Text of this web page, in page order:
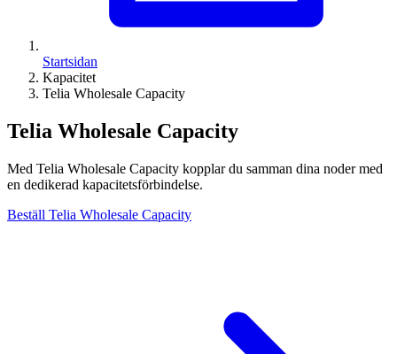
Startsidan
Kapacitet
Telia Wholesale Capacity
Telia Wholesale Capacity
Med Telia Wholesale Capacity kopplar du samman dina noder med
en dedikerad kapacitetsförbindelse.
Beställ Telia Wholesale Capacity